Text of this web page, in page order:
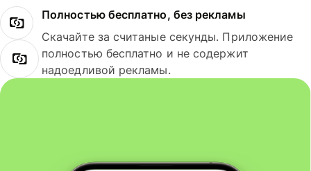
Полностью бесплатно, без рекламы
Скачайте за считаные секунды. Приложение
полностью бесплатно и не содержит
надоедливой рекламы.